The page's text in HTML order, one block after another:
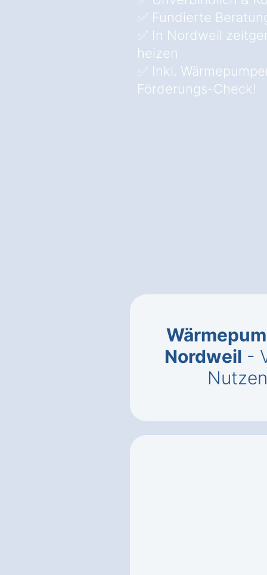
✅ Fundierte
✅ In Nordweil
heizen
✅ Inkl.
Förderungs-Check!
Nordweil -